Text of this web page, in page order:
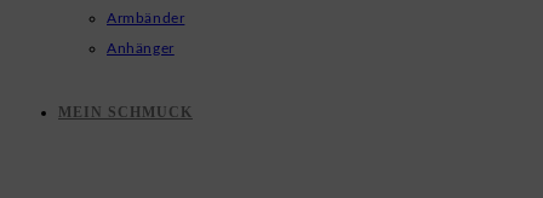
Armbänder
Anhänger
MEIN SCHMUCK